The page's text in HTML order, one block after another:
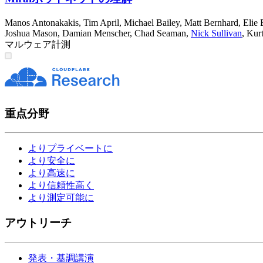
Manos Antonakakis, Tim April, Michael Bailey, Matt Bernhard, Elie
Joshua Mason, Damian Menscher, Chad Seaman, Nick Sullivan,
マルウェア計測
重点分野
よりプライベートに
より安全に
より高速に
より信頼性高く
より測定可能に
アウトリーチ
発表・基調講演